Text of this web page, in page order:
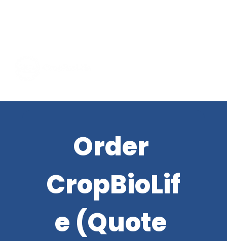
Order
CropBioLif
e (Quote